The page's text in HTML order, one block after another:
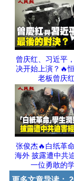
曾庆红、习近平
决开始上演？🔥
老板曾庆红
张俊杰🔥白纸革
海外 披露遭中共
一位勇敢的